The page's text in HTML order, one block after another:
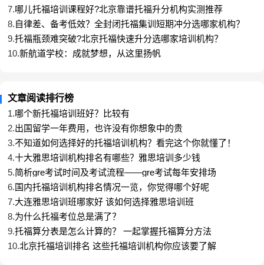
7.哪儿托福培训课程好?北京靠谱托福升分机构实测推荐
8.自律差、备考低效？全封闭托福集训短期冲分选哪家机构？
9.托福瓶颈难突破?北京托福快速升分选哪家培训机构？
10.新航道学校：成就梦想，从这里扬帆
文章阅读排行榜
1.哪个新托福培训班好？比较有
2.出国留学一年费用，也许没有你想象中的贵
3.不知道如何选择好的托福培训机构？看完这个你就懂了！
4.十大雅思培训机构排名有哪些？雅思培训多少钱
5.简析gre考试时间及考试流程——gre考试每年安排场
6.国内托福培训机构排名情况一览，你觉得哪个好呢
7.大连雅思培训班哪家好 该如何选择雅思培训班
8.为什么托福考位总是满了？
9.托福算分表是怎么计算的？ 一起掌握托福算分方法
10.北京托福培训排名 这些托福培训机构你应该要了解